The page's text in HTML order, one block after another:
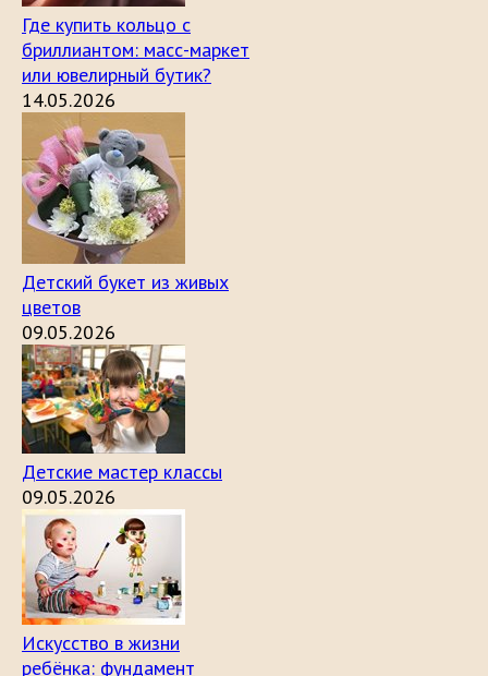
Где купить кольцо с
бриллиантом: масс-маркет
или ювелирный бутик?
14.05.2026
Детский букет из живых
цветов
09.05.2026
Детские мастер классы
09.05.2026
Искусство в жизни
ребёнка: фундамент